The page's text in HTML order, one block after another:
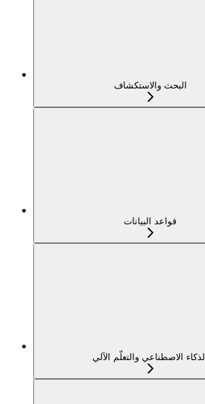
البحث والاستكشاف
قواعد البيانات
الذكاء الاصطناعي والتعلّم الآلي